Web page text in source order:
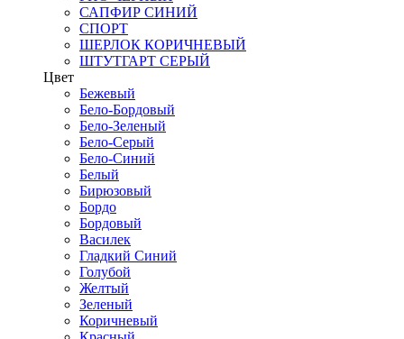
САПФИР СИНИЙ
СПОРТ
ШЕРЛОК КОРИЧНЕВЫЙ
ШТУТГАРТ СЕРЫЙ
Цвет
Бежевый
Бело-Бордовый
Бело-Зеленый
Бело-Серый
Бело-Синий
Белый
Бирюзовый
Бордо
Бордовый
Василек
Гладкий Синий
Голубой
Желтый
Зеленый
Коричневый